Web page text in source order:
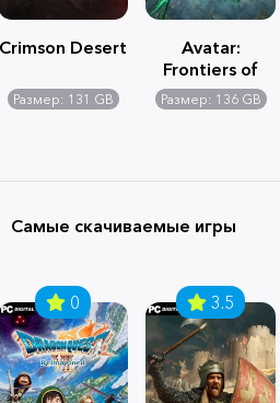
Crimson Desert
Размер: 131 GB
Avatar:
Frontiers of
Pandora
Размер: 136 GB
Самые скачиваемые игры
0 3.5